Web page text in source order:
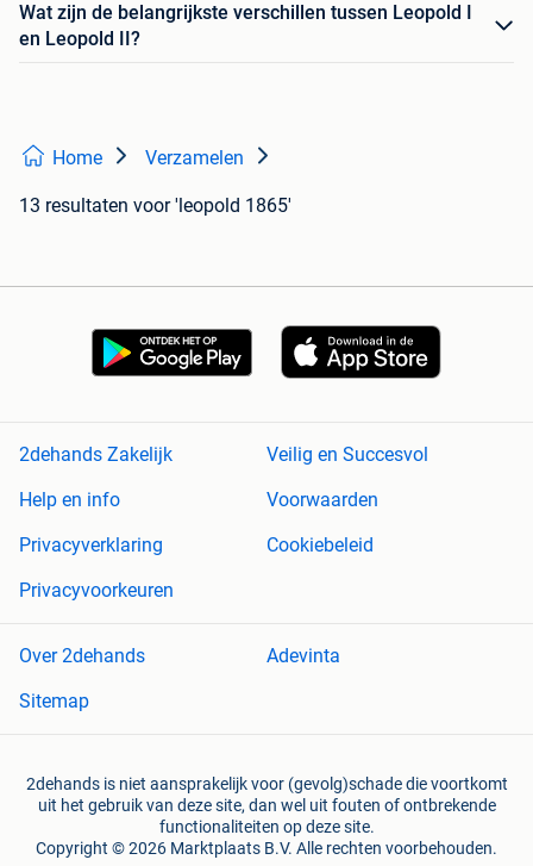
Wat zijn de belangrijkste verschillen tussen Leopold I
en Leopold II?
Home Verzamelen
13 resultaten voor 'leopold 1865'
2dehands Zakelijk
Veilig en Succesvol
Help en info
Voorwaarden
Privacyverklaring
Cookiebeleid
Privacyvoorkeuren
Over 2dehands
Adevinta
Sitemap
2dehands is niet aansprakelijk voor (gevolg)schade die voortkomt
uit het gebruik van deze site, dan wel uit fouten of ontbrekende
functionaliteiten op deze site.
Copyright © 2026 Marktplaats B.V. Alle rechten voorbehouden.